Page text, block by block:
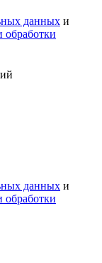
данных и
данных и